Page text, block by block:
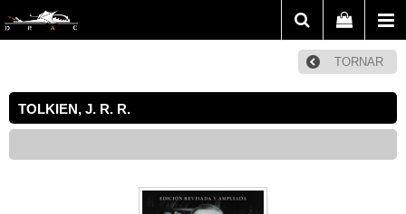
TORNAR
TOLKIEN, J. R. R.